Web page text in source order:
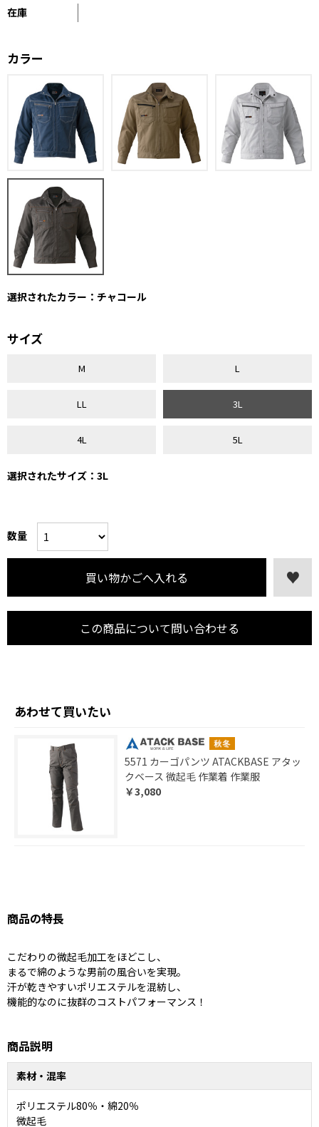
在庫
カラー
選択されたカラー：チャコール
サイズ
M L
LL 3L
4L 5L
選択されたサイズ：3L
数量
あわせて買いたい
5571 カーゴパンツ ATACKBASE アタッ
クベース 微起毛 作業着 作業服
￥3,080
この商品について問い合わせる
商品の特長
こだわりの微起毛加工をほどこし、
まるで綿のような男前の風合いを実現。
汗が乾きやすいポリエステルを混紡し、
機能的なのに抜群のコストパフォーマンス！
商品説明
素材・混率
ポリエステル80％・綿20％
微起毛